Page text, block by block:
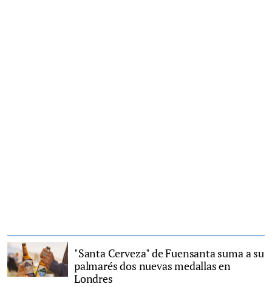
"Santa Cerveza" de Fuensanta suma a su
palmarés dos nuevas medallas en
Londres